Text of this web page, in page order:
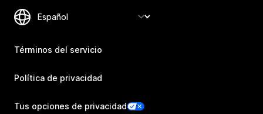
Términos del servicio
Política de privacidad
Tus opciones de privacidad